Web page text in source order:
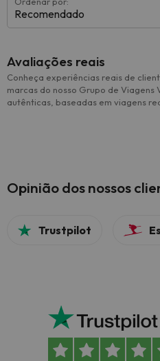
Recomendado
Avaliações reais
Conheça experiências reais de
marcas do nosso Grupo de Viagens
autênticas, baseadas em viagens
Opinião dos nossos
Trustpilot